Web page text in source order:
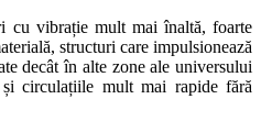
cu vibrație mult mai înaltă, foarte
structuri care impulsionează
decât în alte zone ale universului
circulațiile mult mai rapide fără